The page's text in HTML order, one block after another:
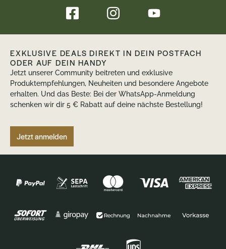
EXKLUSIVE DEALS DIREKT IN DEIN POSTFACH
ODER AUF DEIN HANDY
Jetzt unserer Community beitreten und exklusive
Produktempfehlungen, Neuheiten und besondere Angebote
erhalten. Und das Beste: Bei der WhatsApp-Anmeldung
schenken wir dir 5 € Rabatt auf deine nächste Bestellung!
Jetzt anmelden